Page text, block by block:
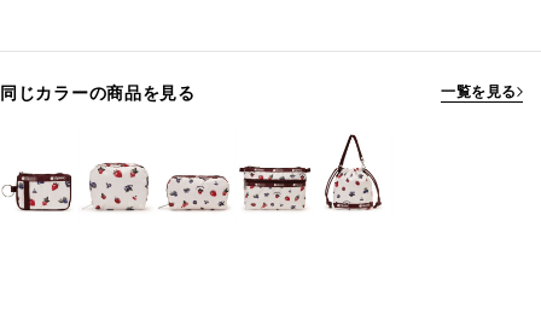
同じカラーの商品を見る 一覧を見る